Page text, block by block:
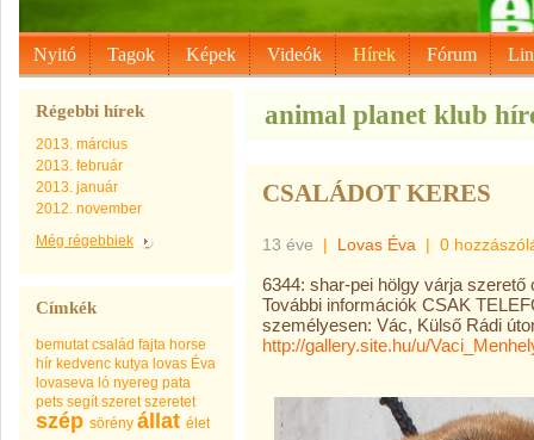
Nyitó Tagok Képek Videók Hírek Fórum
Régebbi hírek
2013. március
2013. február
2013. január
2012. november
Még régebbiek
Címkék
bemutat család fajta horse
hír kedvenc kutya lovas Éva
lovaseva ló nyereg pata
pets segít szeret szeretet
szép sörény állat élet
animal planet klub
CSALÁDOT KERES
13 éve | Lovas Éva | 0
6344: shar-pei hölgy várja szerető
További információk CSAK
személyesen: Vác, Külső Rádi
http://gallery.site.hu/u/